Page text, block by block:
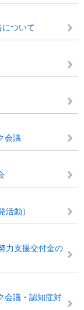
ついて
会議
動）
力支援交付金の
会議・認知症対